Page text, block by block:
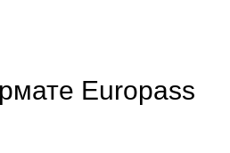
Europass